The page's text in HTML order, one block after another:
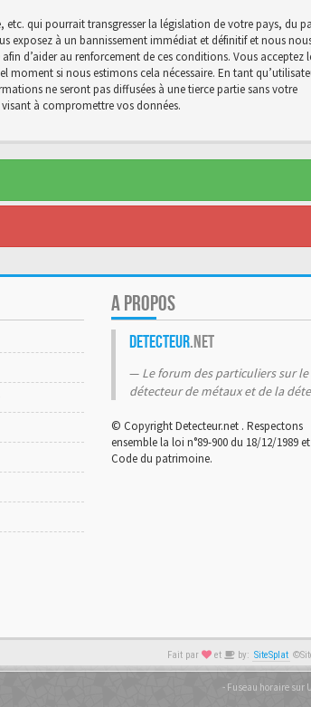
qui pourrait transgresser la législation de votre pays, du
exposez à un bannissement immédiat et définitif et nous
d’aider au renforcement de ces conditions. Vous acceptez
moment si nous estimons cela nécessaire. En tant
ne seront pas diffusées à une tierce partie sans votre
à compromettre vos données.
A PROPOS
Detecteur.net
Le forum des particuliers sur le
détecteur de métaux et de la
© Copyright Detecteur.net . Respectons
ensemble la loi n°89-900 du 18/12/1989
Code du patrimoine.
Fait par et by: SiteSplat
- Fuseau horaire sur